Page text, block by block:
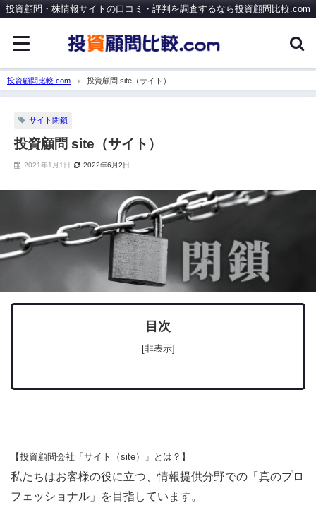
投資顧問・株情報サイトの口コミ・評判を調査するなら投資顧問比較.com
投資顧問比較.com 投資顧問 site（サイト）
サイト閉鎖
投資顧問 site（サイト）
2021年1月1日 2022年6月2日
目次
[非表示]
【投資顧問会社「サイト（site）」とは？】
私たちはお客様の役に立つ、情報提供分野での「真のプロ
フェッショナル」を目指しています。